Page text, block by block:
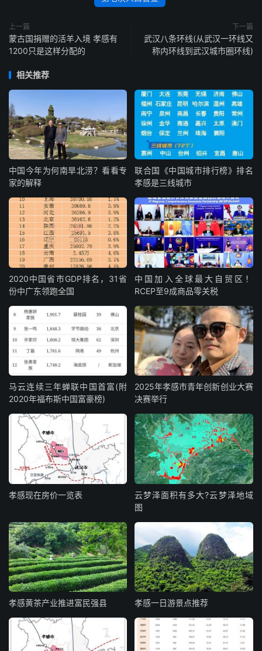
上一篇
蒙古国捐赠的活羊入境 孝感有
1200只是这样分配的
下一篇
武汉八条环线(从武汉一环线又
称内环线到武汉城市圈环线)
相关推荐
中国今年为何南旱北涝？看看专
家的解释
联合国《中国城市排行榜》排名
孝感是三线城市
2020中国省市GDP排名，31省
份中广东领跑全国
中国加入全球最大自贸区！
RCEP至9成商品零关税
马云连续三年蝉联中国首富(附
2020年福布斯中国富豪榜)
2025年孝感市青年创新创业大赛
决赛举行
孝感现在房价一览表
云梦泽面积有多大?云梦泽地域
图
孝感黄茶产业推进富民强县 孝感一日游景点推荐